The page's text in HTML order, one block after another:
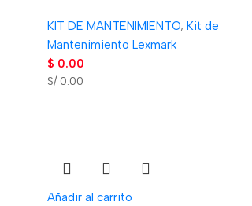
KIT DE MANTENIMIENTO, Kit de
Mantenimiento Lexmark
$ 0.00
S/ 0.00
Añadir al carrito